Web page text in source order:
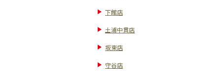
下館店
土浦中貫店
坂東店
守谷店